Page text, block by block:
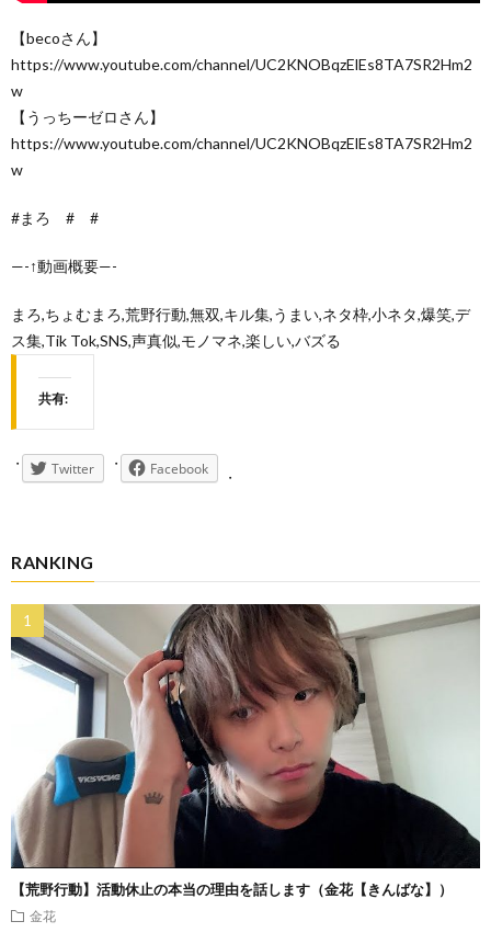
【becoさん】
https://www.youtube.com/channel/UC2KNOBqzElEs8TA7SR2Hm2
w
【うっちーゼロさん】
https://www.youtube.com/channel/UC2KNOBqzElEs8TA7SR2Hm2
w
#まろ # #
—-↑動画概要—-
まろ,ちょむまろ,荒野行動,無双,キル集,うまい,ネタ枠,小ネタ,爆笑,デ
ス集,Tik Tok,SNS,声真似,モノマネ,楽しい,バズる
共有:
Twitter Facebook
RANKING
【荒野行動】活動休止の本当の理由を話します（金花【きんばな】）
金花